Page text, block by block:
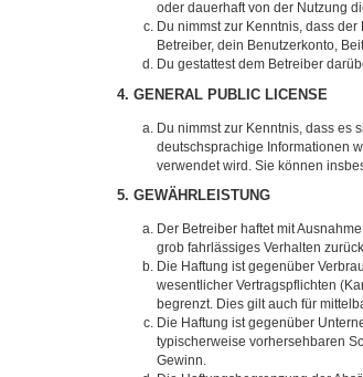
oder dauerhaft von der Nutzung
Du nimmst zur Kenntnis, dass
Betreiber, dein Benutzerkonto,
Du gestattest dem Betreiber
4. GENERAL PUBLIC LICENSE
Du nimmst zur Kenntnis, dass es
deutschsprachige Informationen
verwendet wird. Sie können
5. GEWÄHRLEISTUNG
Der Betreiber haftet mit
grob fahrlässiges Verhalten
Die Haftung ist gegenüber
wesentlicher Vertragspflichten
begrenzt. Dies gilt auch für
Die Haftung ist gegenüber
typischerweise vorhersehbaren
Gewinn.